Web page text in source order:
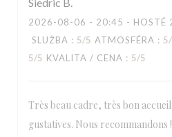
2026-08-06 - 20:45 - HOSTÉ
SLUŽBA : 5/5 ATMOSFÉRA : 5
5/5 KVALITA / CENA : 5/5
Très beau cadre, très bon
gustatives. Nous recommandons !